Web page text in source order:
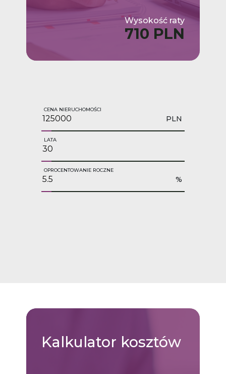
Wysokość raty
710 PLN
CENA NIERUCHOMOŚCI
PLN
LATA
OPROCENTOWANIE ROCZNE
%
Kalkulator kosztów